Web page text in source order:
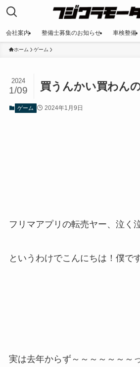
会社案内 整備士募集のお知らせ 車検整備
ホーム ゲーム
買うんかい買わん
2024
1/09
ゲーム 2024年1月9日
フリマアプリの転売ヤー、泣く
というわけでこんにちは！僕で
実は去年からず～～～～～～～